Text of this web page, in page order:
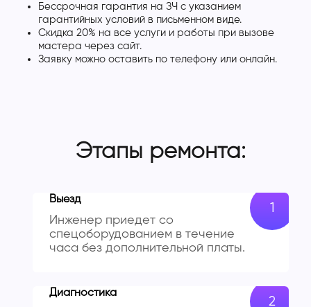
Бессрочная гарантия на ЗЧ с указанием
гарантийных условий в письменном виде.
Скидка 20% на все услуги и работы при вызове
мастера через сайт.
Заявку можно оставить по телефону или онлайн.
Этапы ремонта:
Выезд
Инженер приедет со
спецоборудованием в течение
часа без дополнительной платы.
Диагностика